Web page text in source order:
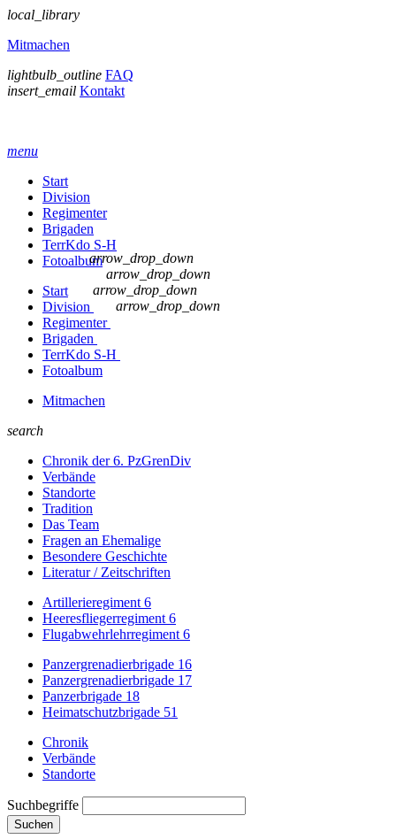
local_library
Mitmachen
lightbulb_outline FAQ
insert_email Kontakt
menu
Start
Division
Regimenter
Brigaden
TerrKdo S-H
Fotoalbum
Start
Division
arrow_drop_down
Regimenter
arrow_drop_down
Brigaden
arrow_drop_down
TerrKdo S-H
arrow_drop_down
Fotoalbum
Mitmachen
search
Chronik der 6. PzGrenDiv
Verbände
Standorte
Tradition
Das Team
Fragen an Ehemalige
Besondere Geschichte
Literatur / Zeitschriften
Artillerieregiment 6
Heeresfliegerregiment 6
Flugabwehrlehrregiment 6
Panzergrenadierbrigade 16
Panzergrenadierbrigade 17
Panzerbrigade 18
Heimatschutzbrigade 51
Chronik
Verbände
Standorte
Suchbegriffe
Suchen